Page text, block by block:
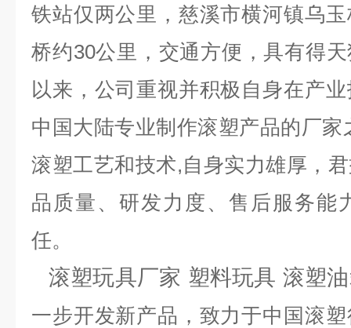
铁站仅两公里，慈溪市横河镇乌
桥约30公里，交通方便，具有得
以来，公司重视并积极自身在产
中国大陆专业制作滚塑产品的厂
滚塑工艺和技术,自身实力雄厚，
品质量、研发力度、售后服务能
任。
滚塑玩具厂家 塑料玩具 滚塑
一步开发新产品，致力于中国滚